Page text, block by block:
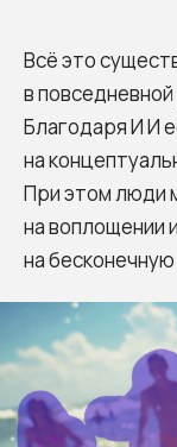
Всё это
в
Благодаря И И
на
При этом люди
на воплощении
на